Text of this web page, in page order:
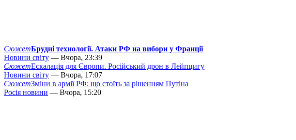
СюжетБрудні технології. Атаки РФ на вибори у Франції
Новини світу — Вчора, 23:39
СюжетЕскалація для Європи. Російський дрон в Лейпцигу
Новини світу — Вчора, 17:07
СюжетЗміни в армії РФ: що стоїть за рішенням Путіна
Росія новини — Вчора, 15:20